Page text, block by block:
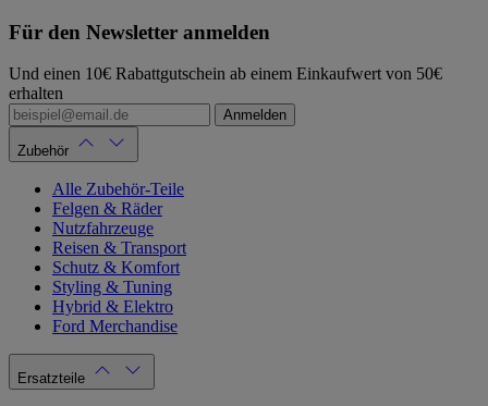
Für den Newsletter anmelden
Und einen 10€ Rabattgutschein ab einem Einkaufwert von 50€
erhalten
Anmelden
Zubehör
Alle Zubehör-Teile
Felgen & Räder
Nutzfahrzeuge
Reisen & Transport
Schutz & Komfort
Styling & Tuning
Hybrid & Elektro
Ford Merchandise
Ersatzteile